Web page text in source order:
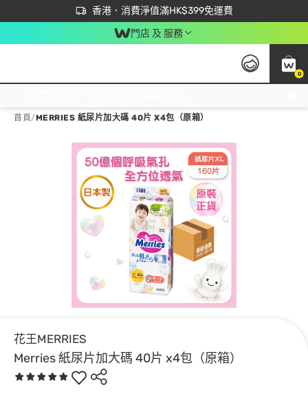
香港．消費淨值滿HK$399免運費
立即成為易賞錢會員盡享獨家優惠
首次APP下單買滿$450 輸入 NEWAPP 即減$50
門店 及 服務
0
首頁/MERRIES 紙尿片加大碼 40片 X4包（原箱）
花王MERRIES
Merries 紙尿片加大碼 40片 x4包（原箱）